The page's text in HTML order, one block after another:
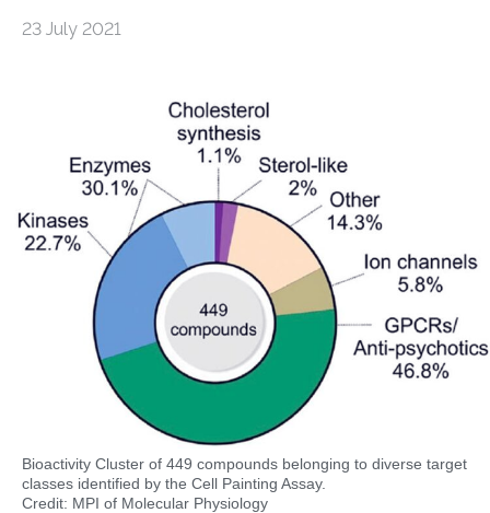
23 July 2021
Bioactivity Cluster of 449 compounds belonging to diverse target
classes identified by the Cell Painting Assay.
Credit: MPI of Molecular Physiology